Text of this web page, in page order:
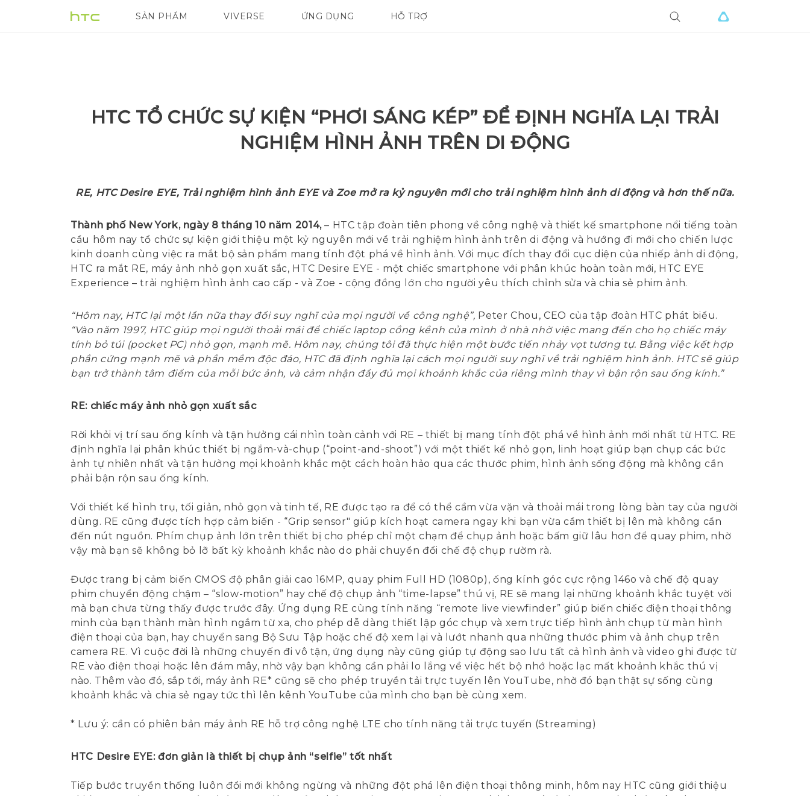
SẢN PHẨM
VIVE G REIGNS ĐIỆN THOẠI THÔNG MINH
VIVERSE ỨNG DỤNG HỖ TRỢ
HTC TỔ CHỨC SỰ KIỆN “PHƠI SÁNG KÉP” ĐỂ ĐỊNH NGHĨA LẠI TRẢI
NGHIỆM HÌNH ẢNH TRÊN DI ĐỘNG
RE, HTC Desire EYE, Trải nghiệm hình ảnh EYE và Zoe mở ra kỷ nguyên mới cho trải nghiệm hình ảnh di động và hơn thế nữa.
Thành phố New York, ngày 8 tháng 10 năm 2014,– HTC tập đoàn tiên phong về công nghệ và thiết kế smartphone nổi tiếng toàn
cầu hôm nay tổ chức sự kiện giới thiệu một kỷ nguyên mới về trải nghiệm hình ảnh trên di động và hướng đi mới cho chiến lược
kinh doanh cùng việc ra mắt bộ sản phẩm mang tính đột phá về hình ảnh. Với mục đích thay đổi cục diện của nhiếp ảnh di động,
HTC ra mắt RE, máy ảnh nhỏ gọn xuất sắc, HTC Desire EYE - một chiếc smartphone với phân khúc hoàn toàn mới, HTC EYE
Experience – trải nghiệm hình ảnh cao cấp - và Zoe - cộng đồng lớn cho người yêu thích chỉnh sửa và chia sẻ phim ảnh.
“Hôm nay, HTC lại một lần nữa thay đổi suy nghĩ của mọi người về công nghệ”, Peter Chou, CEO của tập đoàn HTC phát biểu.
“Vào năm 1997, HTC giúp mọi người thoải mái để chiếc laptop cồng kềnh của mình ở nhà nhờ việc mang đến cho họ chiếc máy
tính bỏ túi (pocket PC) nhỏ gọn, mạnh mẽ. Hôm nay, chúng tôi đã thực hiện một bước tiến nhảy vọt tương tự. Bằng việc kết hợp
phần cứng mạnh mẽ và phần mềm độc đáo, HTC đã định nghĩa lại cách mọi người suy nghĩ về trải nghiệm hình ảnh. HTC sẽ giúp
bạn trở thành tâm điểm của mỗi bức ảnh, và cảm nhận đầy đủ mọi khoảnh khắc của riêng mình thay vì bận rộn sau ống kính.”
RE: chiếc máy ảnh nhỏ gọn xuất sắc
Rời khỏi vị trí sau ống kính và tận hưởng cái nhìn toàn cảnh với RE – thiết bị mang tính đột phá về hình ảnh mới nhất từ HTC. RE
định nghĩa lại phân khúc thiết bị ngắm-và-chụp (“point-and-shoot”) với một thiết kế nhỏ gọn, linh hoạt giúp bạn chụp các bức
ảnh tự nhiên nhất và tận hưởng mọi khoảnh khắc một cách hoàn hảo qua các thước phim, hình ảnh sống động mà không cần
phải bận rộn sau ống kính.
Với thiết kế hình trụ, tối giản, nhỏ gọn và tinh tế, RE được tạo ra để có thể cầm vừa vặn và thoải mái trong lòng bàn tay của người
dùng. RE cũng được tích hợp cảm biến - “Grip sensor" giúp kích hoạt camera ngay khi bạn vừa cầm thiết bị lên mà không cần
đến nút nguồn. Phím chụp ảnh lớn trên thiết bị cho phép chỉ một chạm để chụp ảnh hoặc bấm giữ lâu hơn để quay phim, nhờ
vậy mà bạn sẽ không bỏ lỡ bất kỳ khoảnh khắc nào do phải chuyển đổi chế độ chụp rườm rà.
Được trang bị cảm biến CMOS độ phân giải cao 16MP, quay phim Full HD (1080p), ống kính góc cực rộng 146o và chế độ quay
phim chuyển động chậm – “slow-motion” hay chế độ chụp ảnh “time-lapse” thú vị, RE sẽ mang lại những khoảnh khắc tuyệt vời
mà bạn chưa từng thấy được trước đây. Ứng dụng RE cùng tính năng “remote live viewfinder” giúp biến chiếc điện thoại thông
minh của bạn thành màn hình ngắm từ xa, cho phép dễ dàng thiết lập góc chụp và xem trực tiếp hình ảnh chụp từ màn hình
điện thoại của bạn, hay chuyển sang Bộ Sưu Tập hoặc chế độ xem lại và lướt nhanh qua những thước phim và ảnh chụp trên
camera RE. Vì cuộc đời là những chuyến đi vô tận, ứng dụng này cũng giúp tự động sao lưu tất cả hình ảnh và video ghi được từ
RE vào điện thoại hoặc lên đám mây, nhờ vậy bạn không cần phải lo lắng về việc hết bộ nhớ hoặc lạc mất khoảnh khắc thú vị
nào. Thêm vào đó, sắp tới, máy ảnh RE* cũng sẽ cho phép truyền tải trực tuyến lên YouTube, nhờ đó bạn thật sự sống cùng
khoảnh khắc và chia sẻ ngay tức thì lên kênh YouTube của mình cho bạn bè cùng xem.
* Lưu ý: cần có phiên bản máy ảnh RE hỗ trợ công nghệ LTE cho tính năng tải trực tuyến (Streaming)
HTC Desire EYE: đơn giản là thiết bị chụp ảnh “selfie” tốt nhất
Tiếp bước truyền thống luôn đổi mới không ngừng và những đột phá lên điện thoại thông minh, hôm nay HTC cũng giới thiệu